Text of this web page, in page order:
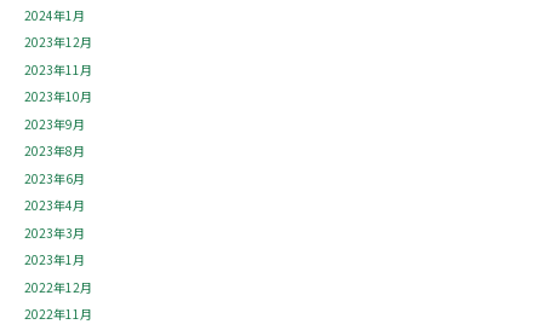
2024年1月
2023年12月
2023年11月
2023年10月
2023年9月
2023年8月
2023年6月
2023年4月
2023年3月
2023年1月
2022年12月
2022年11月